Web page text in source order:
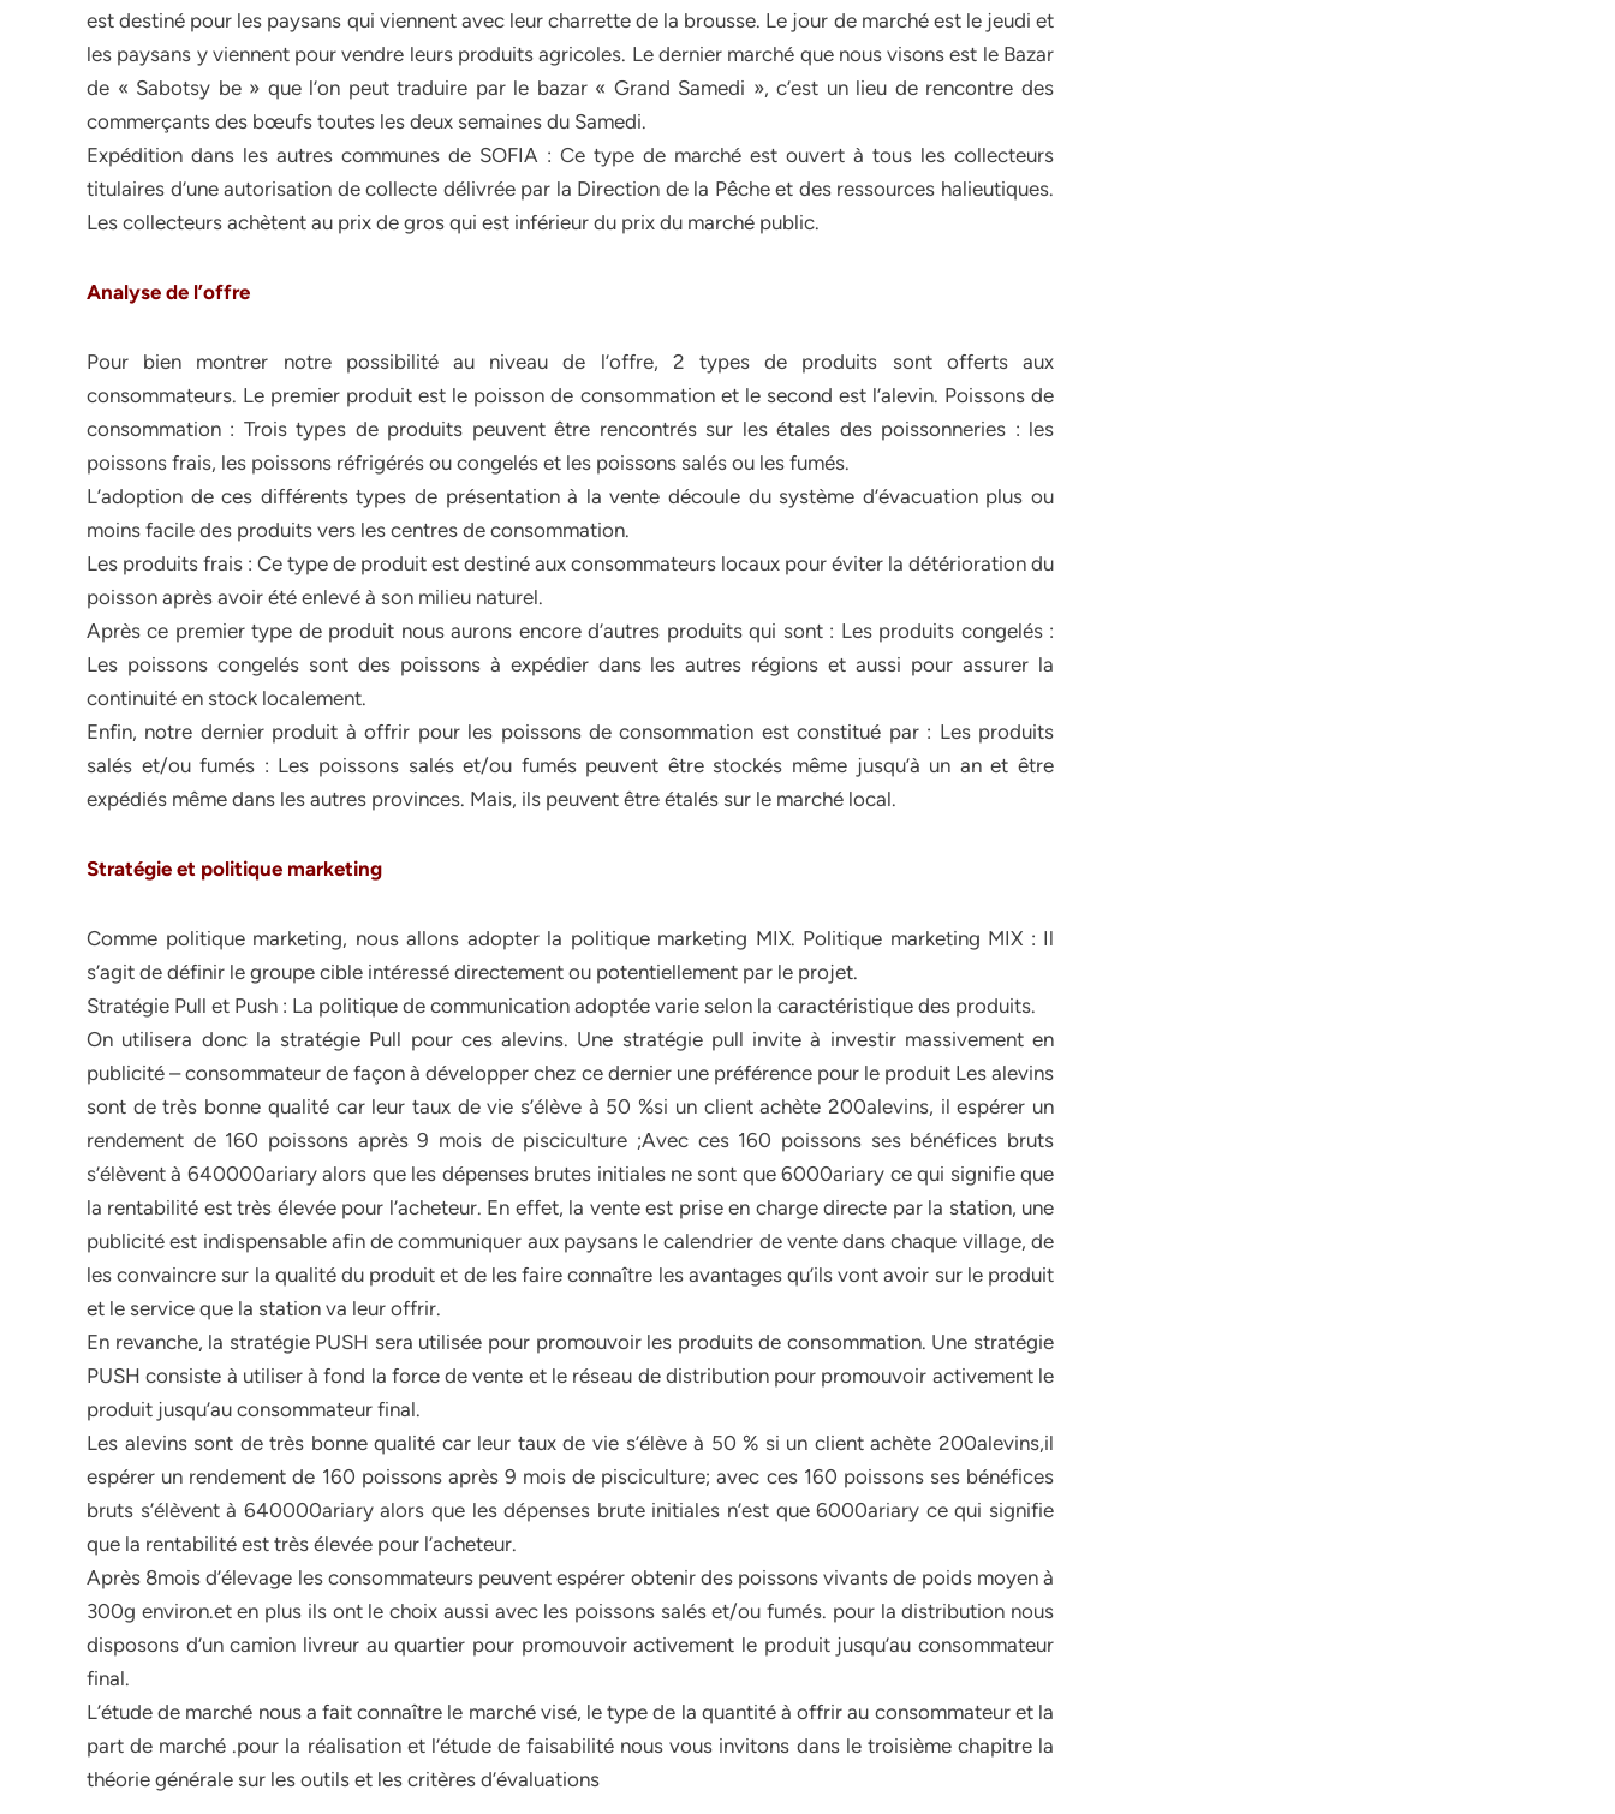
est destiné pour les paysans qui viennent avec leur charrette de la brousse. Le jour de marché est le jeudi et
les paysans y viennent pour vendre leurs produits agricoles. Le dernier marché que nous visons est le Bazar
de « Sabotsy be » que l’on peut traduire par le bazar « Grand Samedi », c’est un lieu de rencontre des
commerçants des bœufs toutes les deux semaines du Samedi.
Expédition dans les autres communes de SOFIA : Ce type de marché est ouvert à tous les collecteurs
titulaires d’une autorisation de collecte délivrée par la Direction de la Pêche et des ressources halieutiques.
Les collecteurs achètent au prix de gros qui est inférieur du prix du marché public.
Analyse de l’offre
Pour bien montrer notre possibilité au niveau de l’offre, 2 types de produits sont offerts aux
consommateurs. Le premier produit est le poisson de consommation et le second est l’alevin. Poissons de
consommation : Trois types de produits peuvent être rencontrés sur les étales des poissonneries : les
poissons frais, les poissons réfrigérés ou congelés et les poissons salés ou les fumés.
L’adoption de ces différents types de présentation à la vente découle du système d’évacuation plus ou
moins facile des produits vers les centres de consommation.
Les produits frais : Ce type de produit est destiné aux consommateurs locaux pour éviter la détérioration du
poisson après avoir été enlevé à son milieu naturel.
Après ce premier type de produit nous aurons encore d’autres produits qui sont : Les produits congelés :
Les poissons congelés sont des poissons à expédier dans les autres régions et aussi pour assurer la
continuité en stock localement.
Enfin, notre dernier produit à offrir pour les poissons de consommation est constitué par : Les produits
salés et/ou fumés : Les poissons salés et/ou fumés peuvent être stockés même jusqu’à un an et être
expédiés même dans les autres provinces. Mais, ils peuvent être étalés sur le marché local.
Stratégie et politique marketing
Comme politique marketing, nous allons adopter la politique marketing MIX. Politique marketing MIX : Il
s’agit de définir le groupe cible intéressé directement ou potentiellement par le projet.
Stratégie Pull et Push : La politique de communication adoptée varie selon la caractéristique des produits.
On utilisera donc la stratégie Pull pour ces alevins. Une stratégie pull invite à investir massivement en
publicité – consommateur de façon à développer chez ce dernier une préférence pour le produit Les alevins
sont de très bonne qualité car leur taux de vie s’élève à 50 %si un client achète 200alevins, il espérer un
rendement de 160 poissons après 9 mois de pisciculture ;Avec ces 160 poissons ses bénéfices bruts
s’élèvent à 640000ariary alors que les dépenses brutes initiales ne sont que 6000ariary ce qui signifie que
la rentabilité est très élevée pour l’acheteur. En effet, la vente est prise en charge directe par la station, une
publicité est indispensable afin de communiquer aux paysans le calendrier de vente dans chaque village, de
les convaincre sur la qualité du produit et de les faire connaître les avantages qu’ils vont avoir sur le produit
et le service que la station va leur offrir.
En revanche, la stratégie PUSH sera utilisée pour promouvoir les produits de consommation. Une stratégie
PUSH consiste à utiliser à fond la force de vente et le réseau de distribution pour promouvoir activement le
produit jusqu’au consommateur final.
Les alevins sont de très bonne qualité car leur taux de vie s’élève à 50 % si un client achète 200alevins,il
espérer un rendement de 160 poissons après 9 mois de pisciculture; avec ces 160 poissons ses bénéfices
bruts s’élèvent à 640000ariary alors que les dépenses brute initiales n’est que 6000ariary ce qui signifie
que la rentabilité est très élevée pour l’acheteur.
Après 8mois d’élevage les consommateurs peuvent espérer obtenir des poissons vivants de poids moyen à
300g environ.et en plus ils ont le choix aussi avec les poissons salés et/ou fumés. pour la distribution nous
disposons d’un camion livreur au quartier pour promouvoir activement le produit jusqu’au consommateur
final.
L’étude de marché nous a fait connaître le marché visé, le type de la quantité à offrir au consommateur et la
part de marché .pour la réalisation et l’étude de faisabilité nous vous invitons dans le troisième chapitre la
théorie générale sur les outils et les critères d’évaluations